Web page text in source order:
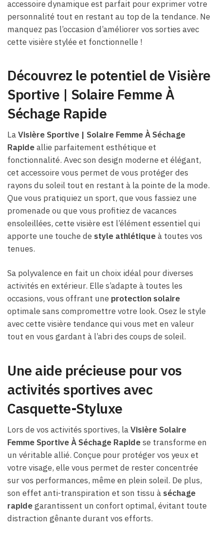
accessoire dynamique est parfait pour exprimer votre
personnalité tout en restant au top de la tendance. Ne
manquez pas l’occasion d’améliorer vos sorties avec
cette visière stylée et fonctionnelle !
Découvrez le potentiel de Visière
Sportive | Solaire Femme À
Séchage Rapide
LaVisière Sportive | Solaire Femme À Séchage
Rapideallie parfaitement esthétique et
fonctionnalité. Avec son design moderne et élégant,
cet accessoire vous permet de vous protéger des
rayons du soleil tout en restant à la pointe de la mode.
Que vous pratiquiez un sport, que vous fassiez une
promenade ou que vous profitiez de vacances
ensoleillées, cette visière est l’élément essentiel qui
apporte une touche de style athlétiqueà toutes vos
tenues.
Sa polyvalence en fait un choix idéal pour diverses
activités en extérieur. Elle s’adapte à toutes les
occasions, vous offrant une protection solaire
optimale sans compromettre votre look. Osez le style
avec cette visière tendance qui vous met en valeur
tout en vous gardant à l’abri des coups de soleil.
Une aide précieuse pour vos
activités sportives avec
Casquette-Styluxe
Lors de vos activités sportives, laVisière Solaire
Femme Sportive À Séchage Rapidese transforme en
un véritable allié. Conçue pour protéger vos yeux et
votre visage, elle vous permet de rester concentrée
sur vos performances, même en plein soleil. De plus,
son effet anti-transpiration et son tissu à séchage
rapidegarantissent un confort optimal, évitant toute
distraction gênante durant vos efforts.